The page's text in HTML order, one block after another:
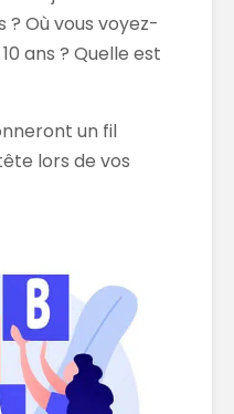
? Où vous voyez-
ans ? Quelle est
un fil
lors de vos